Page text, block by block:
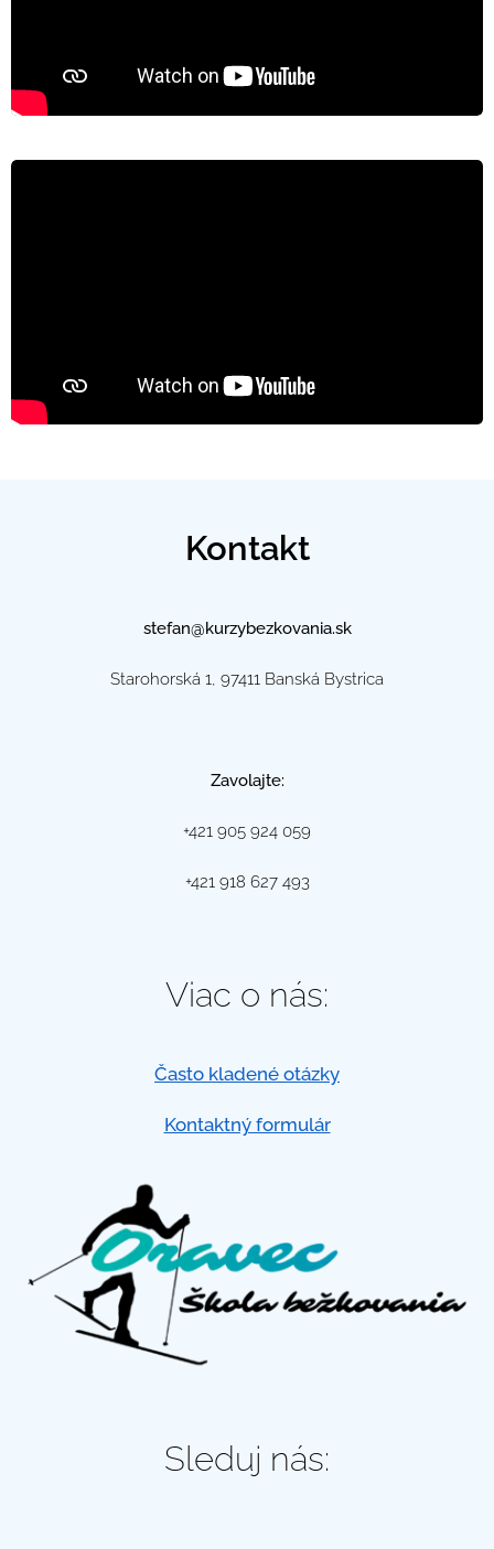
Kontakt
stefan@kurzybezkovania.sk
Starohorská 1, 97411 Banská Bystrica
Zavolajte:
+421 905 924 059
+421 918 627 493
Viac o nás:
Často kladené otázky
Kontaktný formulár
Sleduj nás: